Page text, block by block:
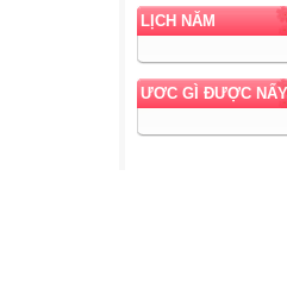
LỊCH NĂM
ƯƠC GÌ ĐƯỢC NẤY